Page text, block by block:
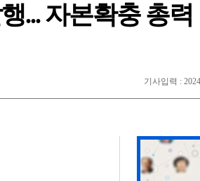
... 자본확충 총력
기사입력 :